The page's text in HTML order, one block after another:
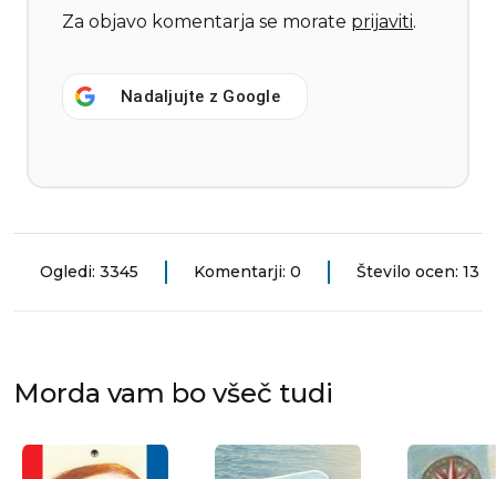
Za objavo komentarja se morate prijaviti.
Nadaljujte z Google
Ogledi: 3345 Komentarji: 0 Število ocen: 13
Morda vam bo všeč tudi